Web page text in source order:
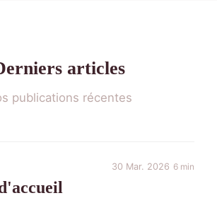
articles
publications récentes
30 Mar. 2026 6 min